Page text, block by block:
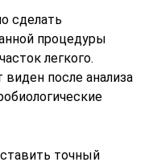
сделать
процедуры
легкого.
после анализа
точный